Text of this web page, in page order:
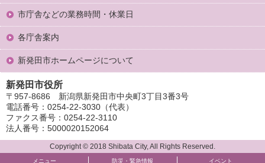
メニュー 防災・緊急情報 イベント
市庁舎などの業務時間・休業日
各庁舎案内
新発田市ホームページについて
新発田市役所
〒957-8686 新潟県新発田市中央町3丁目3番3号
電話番号：0254-22-3030（代表）
ファクス番号：0254-22-3110
法人番号：5000020152064
Copyright © 2018 Shibata City, All Rights Reserved.